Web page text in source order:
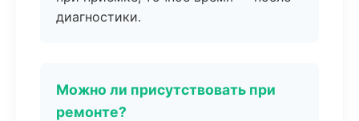
диагностики.
Можно ли присутствовать при
ремонте?